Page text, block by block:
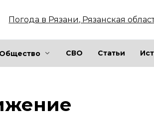
Погода в Рязани, Рязанская
Общество СВО Статьи